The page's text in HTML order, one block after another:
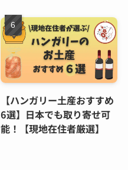
【ハンガリー土産おすすめ
6選】日本でも取り寄せ可
能！【現地在住者厳選】